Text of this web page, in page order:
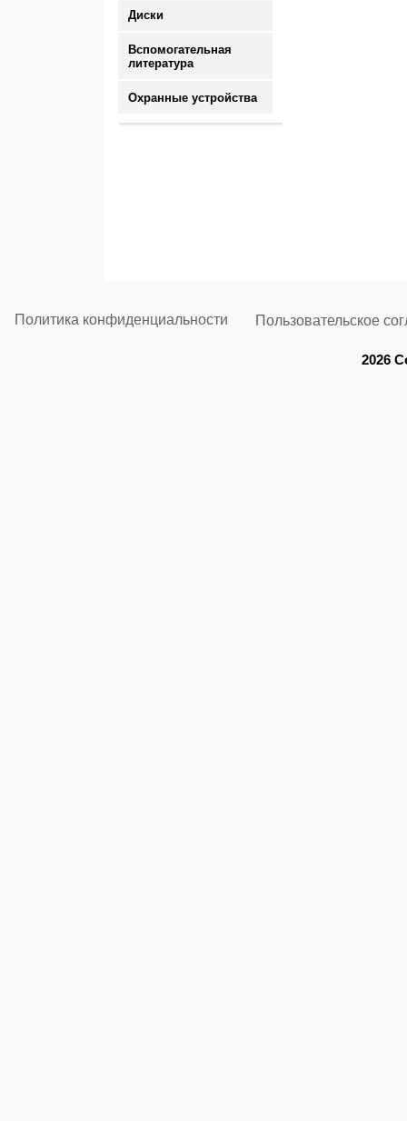
Диски
Вспомогательная
литература
Охранные устройства
Политика конфиденциальности Пользовательское
2026